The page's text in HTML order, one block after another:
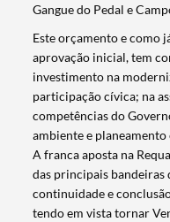
Categorias gerais
Filtros
Gangue do Pedal e
Este orçamento e como
aprovação inicial, tem
investimento na
participação cívica; na
competências do
ambiente e
A franca aposta na
das principais bandeiras
continuidade e
tendo em vista tornar